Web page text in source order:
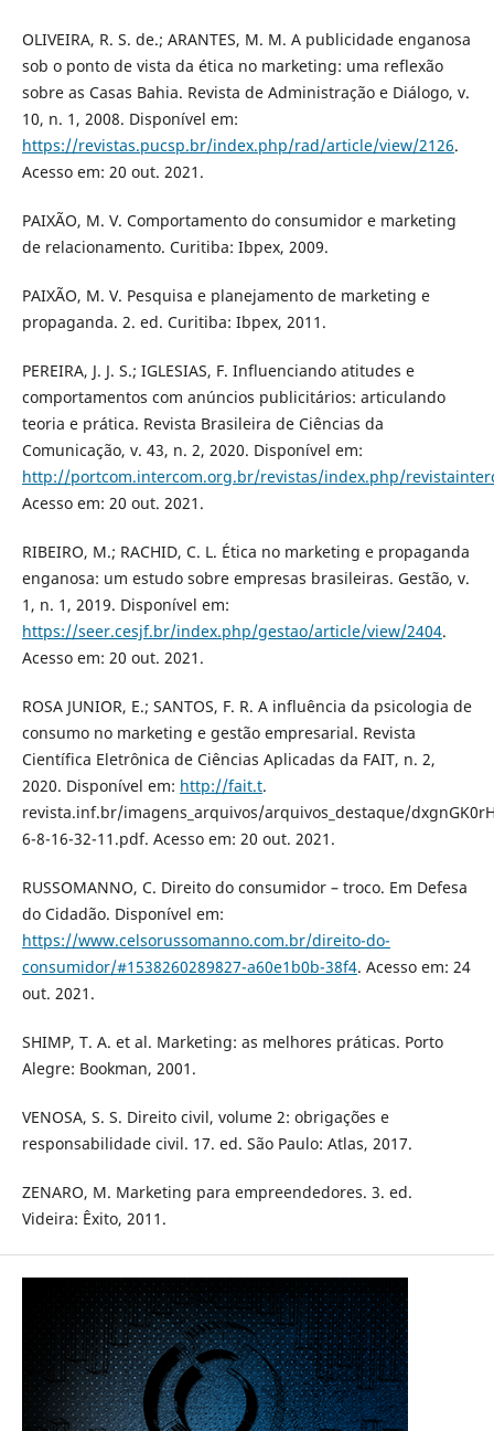
OLIVEIRA, R. S. de.; ARANTES, M. M. A publicidade enganosa
sob o ponto de vista da ética no marketing: uma reflexão
sobre as Casas Bahia. Revista de Administração e Diálogo, v.
10, n. 1, 2008. Disponível em:
https://revistas.pucsp.br/index.php/rad/article/view/2126.
Acesso em: 20 out. 2021.
PAIXÃO, M. V. Comportamento do consumidor e marketing
de relacionamento. Curitiba: Ibpex, 2009.
PAIXÃO, M. V. Pesquisa e planejamento de marketing e
propaganda. 2. ed. Curitiba: Ibpex, 2011.
PEREIRA, J. J. S.; IGLESIAS, F. Influenciando atitudes e
comportamentos com anúncios publicitários: articulando
teoria e prática. Revista Brasileira de Ciências da
Comunicação, v. 43, n. 2, 2020. Disponível em:
http://portcom.intercom.org.br/revistas/index.php/
Acesso em: 20 out. 2021.
RIBEIRO, M.; RACHID, C. L. Ética no marketing e propaganda
enganosa: um estudo sobre empresas brasileiras. Gestão, v.
1, n. 1, 2019. Disponível em:
https://seer.cesjf.br/index.php/gestao/article/view/2404.
Acesso em: 20 out. 2021.
ROSA JUNIOR, E.; SANTOS, F. R. A influência da psicologia de
consumo no marketing e gestão empresarial. Revista
Científica Eletrônica de Ciências Aplicadas da FAIT, n. 2,
2020. Disponível em: http://fait.t.
revista.inf.br/imagens_arquivos/arquivos_destaque/
6-8-16-32-11.pdf. Acesso em: 20 out. 2021.
RUSSOMANNO, C. Direito do consumidor – troco. Em Defesa
do Cidadão. Disponível em:
https://www.celsorussomanno.com.br/direito-do-
consumidor/#1538260289827-a60e1b0b-38f4. Acesso em: 24
out. 2021.
SHIMP, T. A. et al. Marketing: as melhores práticas. Porto
Alegre: Bookman, 2001.
VENOSA, S. S. Direito civil, volume 2: obrigações e
responsabilidade civil. 17. ed. São Paulo: Atlas, 2017.
ZENARO, M. Marketing para empreendedores. 3. ed.
Videira: Êxito, 2011.